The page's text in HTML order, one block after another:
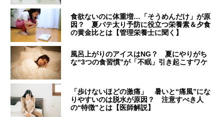
食欲ないのに体重増…「そうめんだけ」が原
因？ 夏バテ太り予防に役立つ栄養素＆夕食
の黄金比とは【管理栄養士に聞く】
風呂上がりのアイスはNG？ 夏にやりがち
な“3つの食習慣”が「不眠」引き起こすワケ
「歩けないほどの激痛」 暑いと“痛風”にな
りやすいのは脱水が原因？ 注意すべき人
の“特徴”とは【医師解説】